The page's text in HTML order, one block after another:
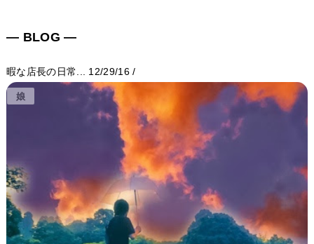
― BLOG ―
暇な店長の日常... 12/29/16 /
娘